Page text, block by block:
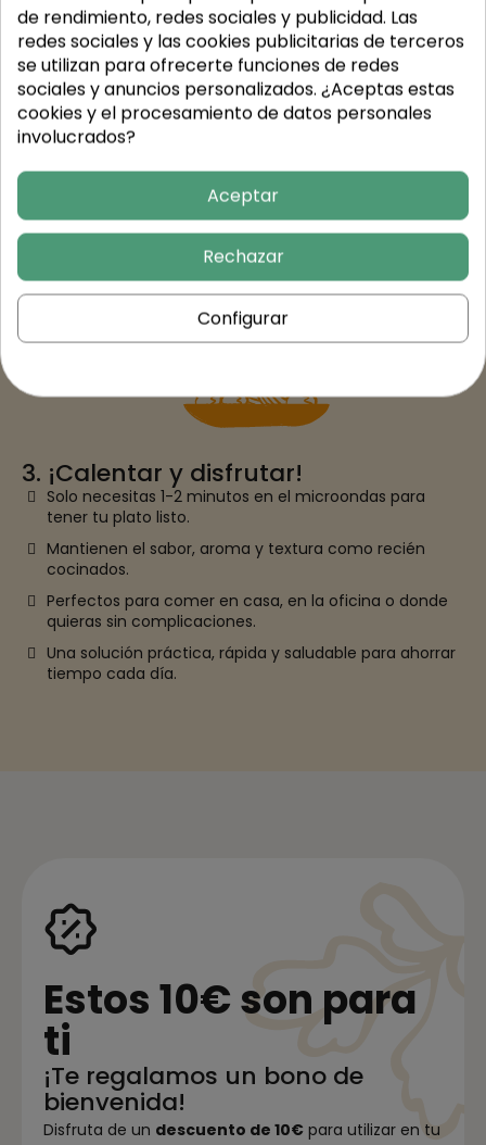
2. Recíbelos en casa en una sola
entrega
Cocinamos tus menús de forma tradicional y casera,
sin conservantes ni aditivos.
Todos los platos se envasan con cuidado para
mantener la frescura y calidad.
Entregamos tu pedido en transporte refrigerado,
garantizando seguridad alimentaria.
Recibe toda tu comida de la semana en una sola
3. ¡Calentar y disfrutar!
Solo necesitas 1-2 minutos en el microondas para
tener tu plato listo.
Mantienen el sabor, aroma y textura como recién
cocinados.
Perfectos para comer en casa, en la oficina o donde
quieras sin complicaciones.
Una solución práctica, rápida y saludable para ahorrar
tiempo cada día.
Estos 10€ son para
ti
¡Te regalamos un bono de
bienvenida!
Disfruta de un descuento de 10€ para utilizar en tu
de rendimiento, redes sociales y publicidad. Las
redes sociales y las cookies publicitarias de terceros
se utilizan para ofrecerte funciones de redes
sociales y anuncios personalizados. ¿Aceptas estas
cookies y el procesamiento de datos personales
involucrados?
Aceptar
Rechazar
Configurar